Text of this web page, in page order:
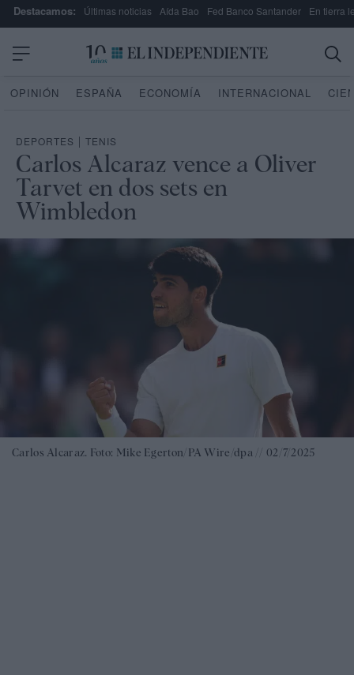
Destacamos: Últimas noticias Aída Bao Fed Banco Santander En tierra
OPINIÓN ESPAÑA ECONOMÍA INTERNACIONAL
DEPORTES | TENIS
Carlos Alcaraz vence a Oliver
Tarvet en dos sets en
Wimbledon
Carlos Alcaraz. Foto: Mike Egerton/PA Wire/dpa // 02/7/2025